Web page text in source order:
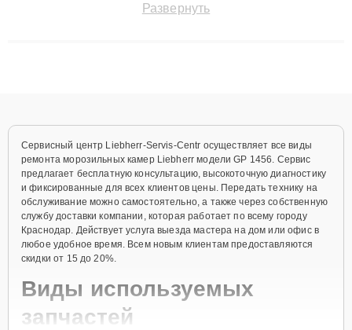
технику с сохранением гарантии до 3 лет. Наши мастера
Развернуть
Сервисный центр Liebherr-Servis-Centr осуществляет все виды
ремонта морозильных камер Liebherr модели GP 1456. Сервис
предлагает бесплатную консультацию, высокоточную диагностику
и фиксированные для всех клиентов цены. Передать технику на
обслуживание можно самостоятельно, а также через собственную
службу доставки компании, которая работает по всему городу
Краснодар. Действует услуга выезда мастера на дом или офис в
любое удобное время. Всем новым клиентам предоставляются
скидки от 15 до 20%.
Виды используемых
запчастей